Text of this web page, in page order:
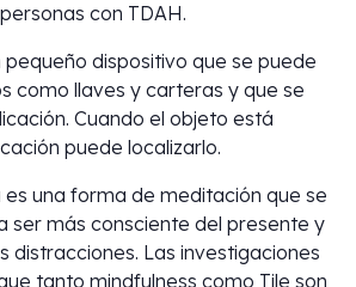
con TDAH.
pequeño dispositivo que se puede
como llaves y carteras y que se
Cuando el objeto está
puede localizarlo.
una forma de meditación que se
ser más consciente del presente y
distracciones. Las investigaciones
tanto mindfulness como Tile son